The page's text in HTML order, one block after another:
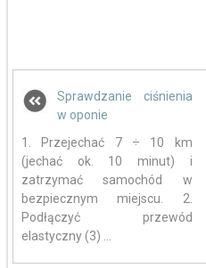
Sprawdzanie ciśnienia
w oponie
1. Przejechać 7 ÷ 10 km
(jechać ok. 10 minut) i
zatrzymać samochód w
bezpiecznym miejscu. 2.
Podłączyć przewód
elastyczny (3) ...